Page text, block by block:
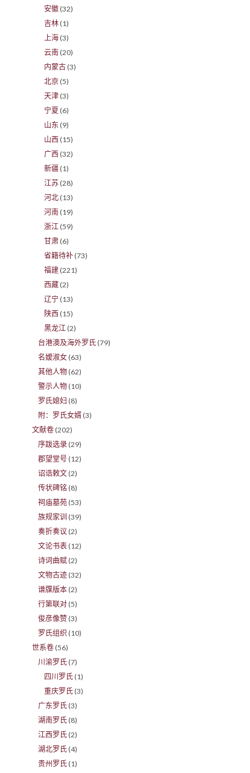
安徽 (32)
吉林 (1)
上海 (3)
云南 (20)
内蒙古 (3)
北京 (5)
天津 (3)
宁夏 (6)
山东 (9)
山西 (15)
广西 (32)
新疆 (1)
江苏 (28)
河北 (13)
河南 (19)
浙江 (59)
甘肃 (6)
省籍待补 (73)
福建 (221)
西藏 (2)
辽宁 (13)
陕西 (15)
黑龙江 (2)
台港澳及海外罗氏 (79)
名嫒淑女 (63)
其他人物 (62)
警示人物 (10)
罗氏媳妇 (8)
附：罗氏女婿 (3)
文献卷 (202)
序跋选录 (29)
郡望堂号 (12)
诏诰敕文 (2)
传状碑铭 (8)
祠庙墓苑 (53)
族规家训 (39)
奏折奏议 (2)
文论书表 (12)
诗词曲赋 (2)
文物古迹 (32)
谱牒版本 (2)
行第联对 (5)
俊彦像赞 (3)
罗氏组织 (10)
世系卷 (56)
川渝罗氏 (7)
四川罗氏 (1)
重庆罗氏 (3)
广东罗氏 (3)
湖南罗氏 (8)
江西罗氏 (2)
湖北罗氏 (4)
贵州罗氏 (1)